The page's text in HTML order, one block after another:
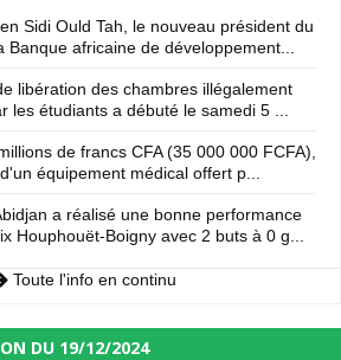
Sidi Ould Tah, le nouveau président du
Banque africaine de développement...
libération des chambres illégalement
les étudiants a débuté le samedi 5 ...
de francs CFA (35 000 000 FCFA),
équipement médical offert p...
a réalisé une bonne performance
Houphouët-Boigny avec 2 buts à 0 g...
Toute l'info en continu
DU 19/12/2024